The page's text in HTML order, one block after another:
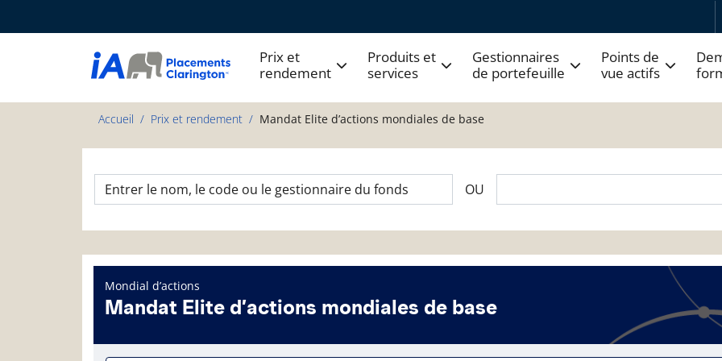
Prix et
rendement
Produits et
services
Gestionnaires
de portefeuille
Points de
vue actifs
Accueil Prix et rendement Mandat Elite d’actions mondiales de base
OU
Mondial d’actions
Mandat Elite d’actions mondiales de base